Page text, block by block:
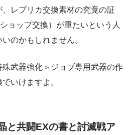
レプリカ交換素材の究竟の証
ョップ交換）が重たいという人
のかもしれません。
武器強化＞ジョブ専用武器の作
いけますよ。
と共闘EXの書と討滅戦ア